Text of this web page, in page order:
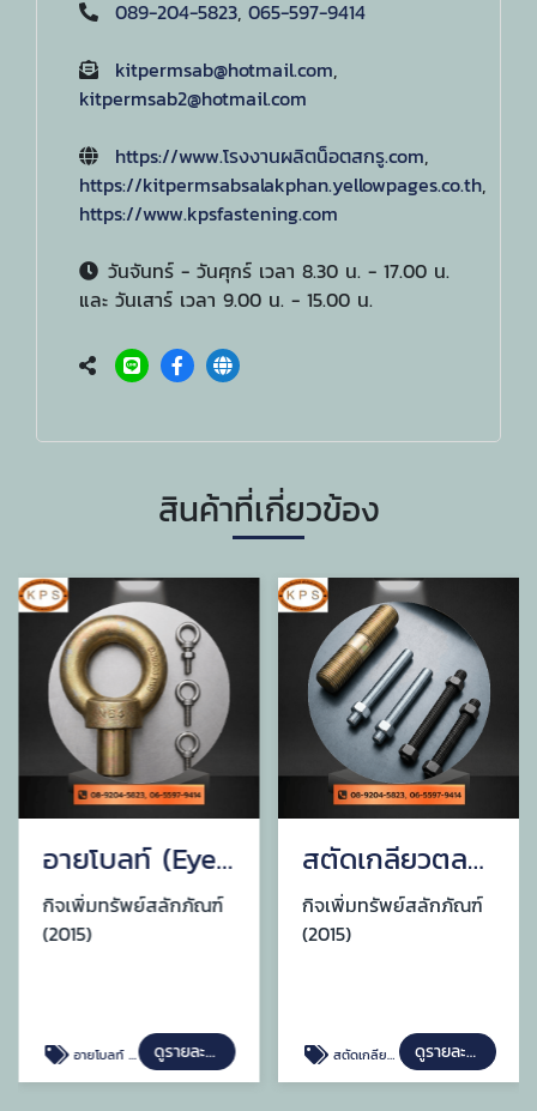
089-204-5823, 065-597-9414
kitpermsab@hotmail.com,
kitpermsab2@hotmail.com
https://www.โรงงานผลิตน็อตสกรู.com,
https://kitpermsabsalakphan.yellowpages.co.th,
https://www.kpsfastening.com
วันจันทร์ - วันศุกร์ เวลา 8.30 น. - 17.00 น.
และ วันเสาร์ เวลา 9.00 น. - 15.00 น.
สินค้าที่เกี่ยวข้อง
อายโบลท์ (Eye Bolt)
กิจเพิ่มทรัพย์สลักภัณฑ์
(2015)
อายโบลท์ (Eye Bolt) ดูรายละเอียด
สตัดเกลียวตลอด (Threaded Rod)
กิจเพิ่มทรัพย์สลักภัณฑ์
(2015)
สตัดเกลียวตลอด (Threaded Rod) ดูรายละเอียด